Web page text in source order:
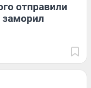
отправили
заморил